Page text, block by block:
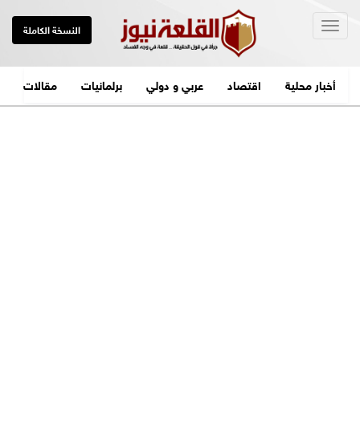
النسخة الكاملة
أخبار محلية اقتصاد عربي و دولي برلمانيات مقالات